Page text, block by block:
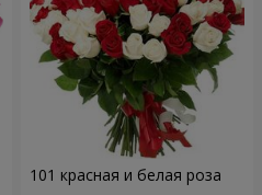
101 красная и белая роза